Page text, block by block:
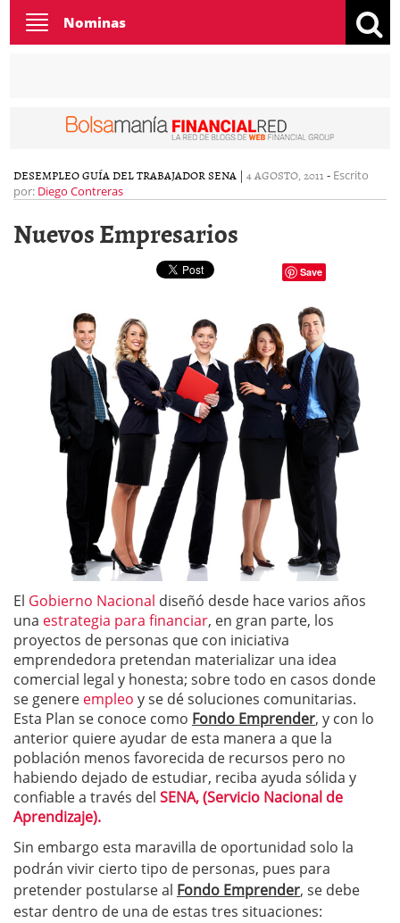
Toggle
navigation
Nominas
DESEMPLEOGUÍA DEL TRABAJADORSENA | 4 AGOSTO, 2011 - Escrito
por: Diego Contreras
Nuevos Empresarios
Save
El Gobierno Nacional diseñó desde hace varios años
una estrategia para financiar, en gran parte, los
proyectos de personas que con iniciativa
emprendedora pretendan materializar una idea
comercial legal y honesta; sobre todo en casos donde
se genere empleo y se dé soluciones comunitarias.
Esta Plan se conoce como Fondo Emprender, y con lo
anterior quiere ayudar de esta manera a que la
población menos favorecida de recursos pero no
habiendo dejado de estudiar, reciba ayuda sólida y
confiable a través del SENA, (Servicio Nacional de
Aprendizaje).
Sin embargo esta maravilla de oportunidad solo la
podrán vivir cierto tipo de personas, pues para
pretender postularse al Fondo Emprender, se debe
estar dentro de una de estas tres situaciones: